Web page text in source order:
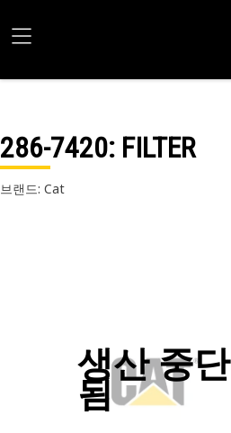
286-7420: FILTER
브랜드: Cat
생산 중단
됨